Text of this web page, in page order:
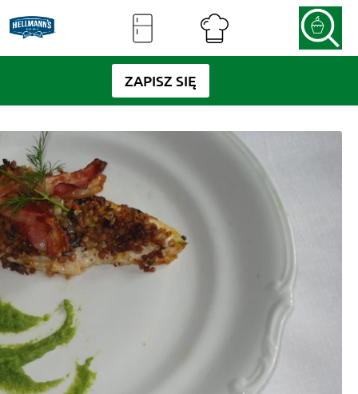
ZAPISZ SIĘ